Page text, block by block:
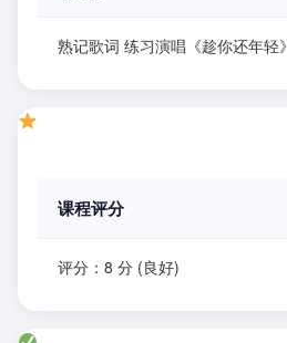
熟记歌词 练习演唱《趁你还年轻》
课程评分
评分：8 分 (良好)